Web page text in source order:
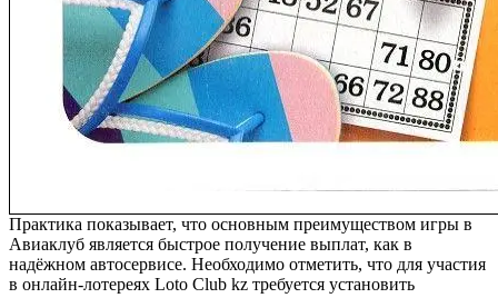
Практика показывает, что основным преимуществом игры в
Авиаклуб является быстрое получение выплат, как в
надёжном автосервисе. Необходимо отметить, что для участия
в онлайн-лотереях Loto Club kz требуется установить